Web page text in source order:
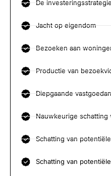
De
Jacht op eigendom
Bezoeken aan
Productie van
Diepgaande
Nauwkeurige schatting
Schatting van
Schatting van